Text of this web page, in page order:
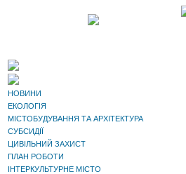
НОВИНИ
ЕКОЛОГІЯ
МІСТОБУДУВАННЯ ТА АРХІТЕКТУРА
СУБСИДІЇ
ЦИВІЛЬНИЙ ЗАХИСТ
ПЛАН РОБОТИ
ІНТЕРКУЛЬТУРНЕ МІСТО